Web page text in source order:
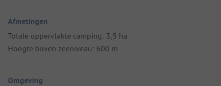
Afmetingen
Totale oppervlakte camping: 3,5 ha
Hoogte boven zeeniveau: 600 m
Omgeving